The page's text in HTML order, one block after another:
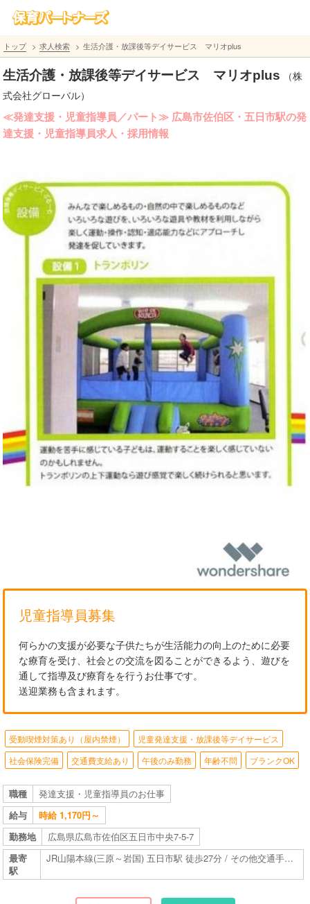
トップ 求人検索 生活介護・放課後等デイサービス マリオplus
生活介護・放課後等デイサービス マリオplus
（株
式会社グローバル）
≪発達支援・児童指導員／パート≫ 広島市佐伯区・五日市駅の発
達支援・児童指導員求人・採用情報
児童指導員募集
何らかの支援が必要な子供たちが生活能力の向上のために必要
な療育を受け、社会との交流を図ることができるよう、遊びを
通して指導及び療育をを行うお仕事です。
送迎業務も含まれます。
受動喫煙対策あり（屋内禁煙）
児童発達支援・放課後等デイサービス
社会保険完備
交通費支給あり 午後のみ勤務 年齢不問 ブランクOK
職種
発達支援・児童指導員のお仕事
給与
時給 1,170円～
勤務地
広島県広島市佐伯区五日市中央7-5-7
最寄
駅
JR山陽本線(三原～岩国) 五日市駅 徒歩27分 / その他交通手段あり